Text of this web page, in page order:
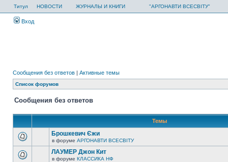
Титул НОВОСТИ ЖУРНАЛЫ И КНИГИ "АРГОНАВТИ ВСЕСВІТУ"
Вход
Сообщения без ответов | Активные темы
Список форумов
Сообщения без ответов
Темы
Брошкевич Єжи
в форуме АРГОНАВТИ ВСЕСВIТУ
ЛАУМЕР Джон Кит
в форуме КЛАССИКА НФ